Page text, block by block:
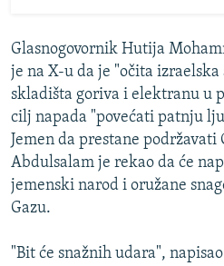
Glasnogovornik Hutija
je na X-u da je "očita
skladišta goriva i elektranu u
cilj napada "povećati patnju
Jemen da prestane podržavati
Abdulsalam je rekao da će
jemenski narod i oružane
Gazu.
"Bit će snažnih udara",